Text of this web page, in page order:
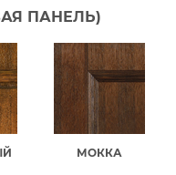
ПАНЕЛЬ)
МОККА